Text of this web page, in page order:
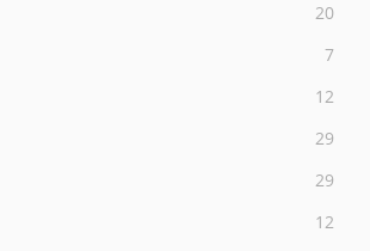
20
7
12
29
29
12